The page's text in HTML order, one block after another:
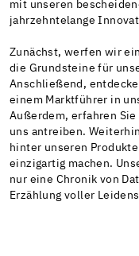
mit unseren
jahrzehntelange
Zunächst, werfen wir
die Grundsteine für
Anschließend,
einem Marktführer in
Außerdem, erfahren
uns antreiben.
hinter unseren
einzigartig machen.
nur eine Chronik von
Erzählung voller